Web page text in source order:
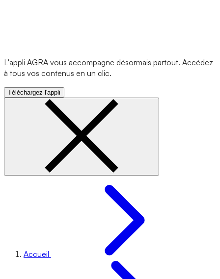
L'appli AGRA vous accompagne désormais partout. Accédez
à tous vos contenus en un clic.
Téléchargez l'appli
Accueil